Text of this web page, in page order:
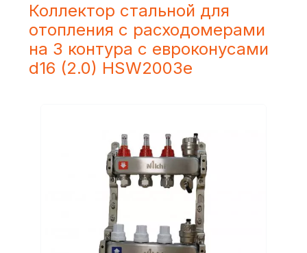
Коллектор стальной для
отопления c расходомерами
на 3 контура с еврoконусами
d16 (2.0) HSW2003e